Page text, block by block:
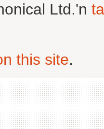
Ltd.'n
this site.